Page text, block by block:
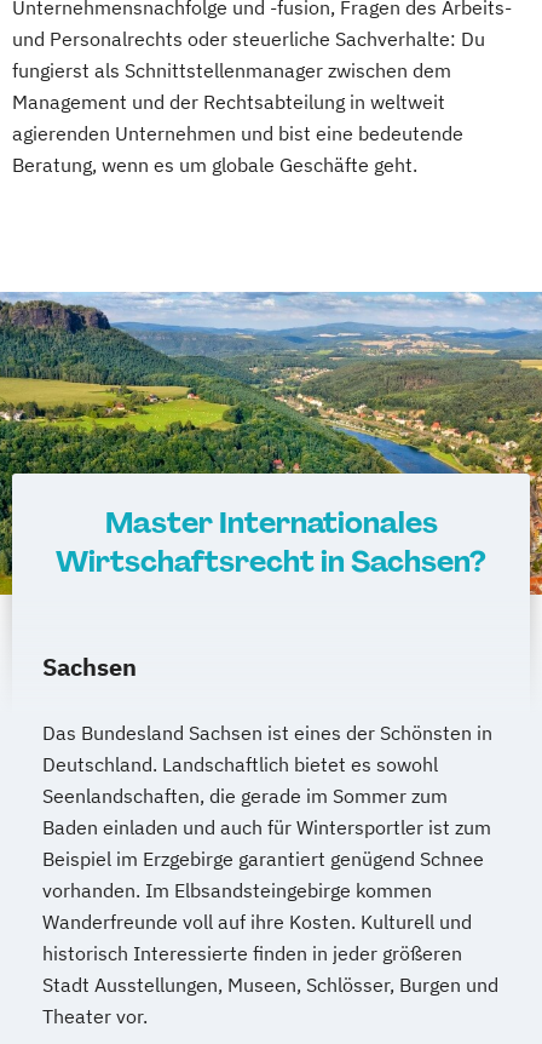
Unternehmensnachfolge und -fusion, Fragen des Arbeits-
und Personalrechts oder steuerliche Sachverhalte: Du
fungierst als Schnittstellenmanager zwischen dem
Management und der Rechtsabteilung in weltweit
agierenden Unternehmen und bist eine bedeutende
Beratung, wenn es um globale Geschäfte geht.
Master Internationales
Wirtschaftsrecht in Sachsen?
Sachsen
Das Bundesland Sachsen ist eines der Schönsten in
Deutschland. Landschaftlich bietet es sowohl
Seenlandschaften, die gerade im Sommer zum
Baden einladen und auch für Wintersportler ist zum
Beispiel im Erzgebirge garantiert genügend Schnee
vorhanden. Im Elbsandsteingebirge kommen
Wanderfreunde voll auf ihre Kosten. Kulturell und
historisch Interessierte finden in jeder größeren
Stadt Ausstellungen, Museen, Schlösser, Burgen und
Theater vor.